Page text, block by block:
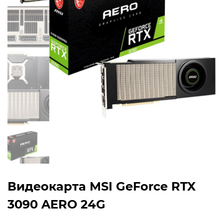
Видеокарта MSI GeForce RTX
3090 AERO 24G